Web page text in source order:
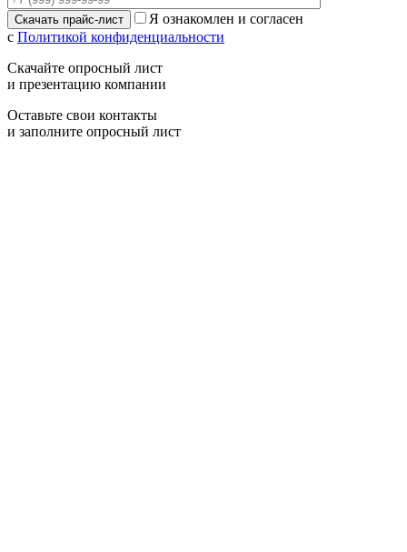
Я ознакомлен и согласен
с Политикой конфиденциальности
Скачайте опросный лист
и презентацию компании
Оставьте свои контакты
и заполните опросный лист